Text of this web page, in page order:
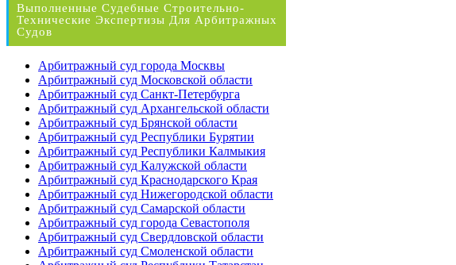
Выполненные Судебные Строительно-
Технические Экспертизы Для Арбитражных
Судов
Арбитражный суд города Москвы
Арбитражный суд Московской области
Арбитражный суд Санкт-Петербурга
Арбитражный суд Архангельской области
Арбитражный суд Брянской области
Арбитражный суд Республики Бурятии
Арбитражный суд Республики Калмыкия
Арбитражный суд Калужской области
Арбитражный суд Краснодарского Края
Арбитражный суд Нижегородской области
Арбитражный суд Самарской области
Арбитражный суд города Севастополя
Арбитражный суд Свердловской области
Арбитражный суд Смоленской области